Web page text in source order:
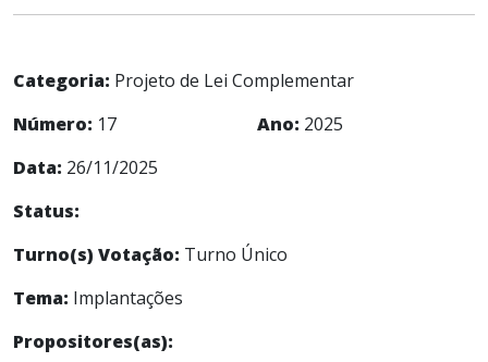
Categoria: Projeto de Lei Complementar
Número: 17 Ano: 2025
Data: 26/11/2025
Status:
Turno(s) Votação: Turno Único
Tema: Implantações
Propositores(as):